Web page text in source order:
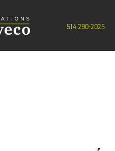
514 290-2025